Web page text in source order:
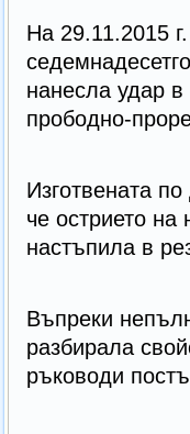
На 29.11.2015
нанесла удар в
прободно-
Изготвената
че острието
настъпила в
Въпреки
разбирала
ръководи